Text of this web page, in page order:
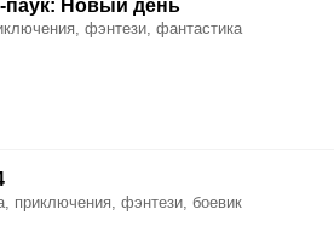
паук: Новый день
фэнтези, фантастика
приключения, фэнтези, боевик